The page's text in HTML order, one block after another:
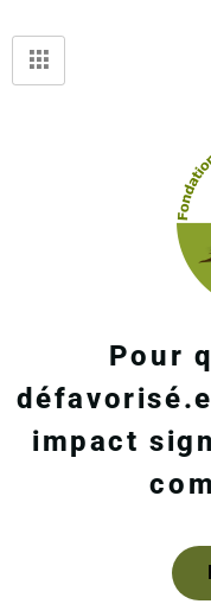
Pour
impact